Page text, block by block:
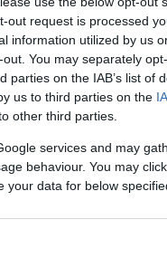
out request is processed
information utilized by us
You may separately
on the IAB’s list of
us to third parties on the
other third parties.
services and may
behaviour. You may
your data for below